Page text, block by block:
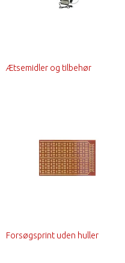
Ætsemidler og tilbehør
Forsøgsprint uden huller